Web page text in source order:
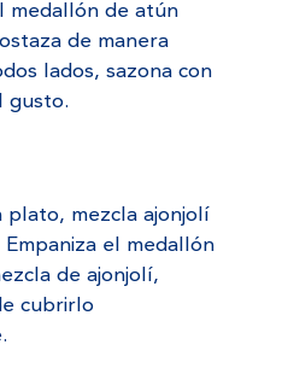
medallón de atún
de manera
lados, sazona con
gusto.
plato, mezcla ajonjolí
el medallón
de ajonjolí,
cubrirlo